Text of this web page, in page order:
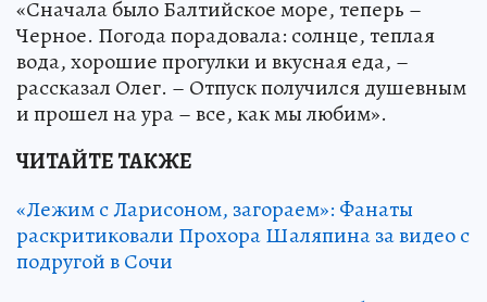
«Сначала было Балтийское море, теперь –
Черное. Погода порадовала: солнце, теплая
вода, хорошие прогулки и вкусная еда, –
рассказал Олег. – Отпуск получился душевным
и прошел на ура – все, как мы любим».
ЧИТАЙТЕ ТАКЖЕ
«Лежим с Ларисоном, загораем»: Фанаты
раскритиковали Прохора Шаляпина за видео с
подругой в Сочи